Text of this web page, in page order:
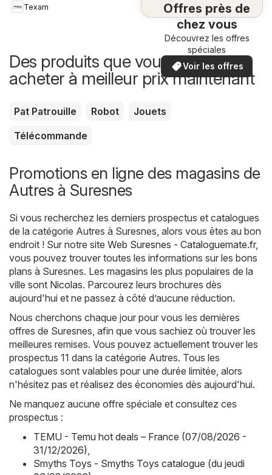
Texam
Offres près de
chez vous
Découvrez les offres
spéciales
Voir les offres
Des produits que vous pouvez
acheter à meilleur prix maintenant
Pat Patrouille Robot
Jouets
Télécommande
Promotions en ligne des magasins de
Autres à Suresnes
Si vous recherchez les derniers prospectus et catalogues
de la catégorie Autres à Suresnes, alors vous êtes au bon
endroit ! Sur notre site Web Suresnes - Cataloguemate.fr,
vous pouvez trouver toutes les informations sur les bons
plans à Suresnes. Les magasins les plus populaires de la
ville sont Nicolas. Parcourez leurs brochures dès
aujourd'hui et ne passez à côté d’aucune réduction.
Nous cherchons chaque jour pour vous les dernières
offres de Suresnes, afin que vous sachiez où trouver les
meilleures remises. Vous pouvez actuellement trouver les
prospectus 11 dans la catégorie Autres. Tous les
catalogues sont valables pour une durée limitée, alors
n'hésitez pas et réalisez des économies dès aujourd'hui.
Ne manquez aucune offre spéciale et consultez ces
prospectus :
TEMU - Temu hot deals – France (07/08/2026 -
31/12/2026),
Smyths Toys - Smyths Toys catalogue (du jeudi